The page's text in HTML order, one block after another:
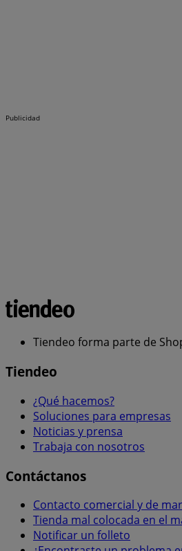
Publicidad
Tiendeo forma parte de
Tiendeo
¿Qué hacemos?
Soluciones para empresas
Noticias y prensa
Trabaja con nosotros
Contáctanos
Contacto comercial y de
Tienda mal colocada en el
Notificar un folleto